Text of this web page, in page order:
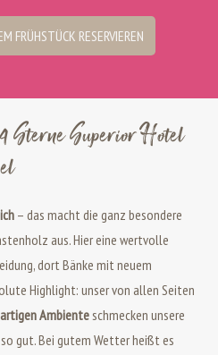
FRÜHSTÜCK RESERVIEREN
Sterne Superior Hotel
– das macht die ganz besondere
aus. Hier eine wertvolle
dort Bänke mit neuem
Highlight: unser von allen Seiten
Ambienteschmecken unsere
gut. Bei gutem Wetter heißt es